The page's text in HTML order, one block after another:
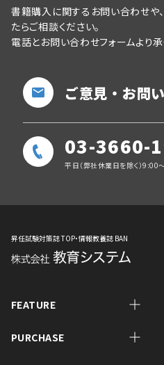
書籍購入に関するお問い合わせや
たらご相談ください。
電話とお問い合わせフォームより承
ご意見・お問
03-3660-
平日（弊社休業日を除く）9:00
昇任試験対策誌 TOP・情報教養誌 BAN
FEATURE
PURCHASE